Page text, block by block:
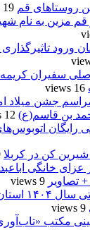
روستاهای قم 19 views
مزین به نام
ورود
سفیران کریمه
16 views
مراسم جشن
بن قاسم(ع) 12 views
اتوبوس‌های قم
کن در کربلا
عزای خانگی
تصاویر 9 views
نمایه
9 views
مکتب